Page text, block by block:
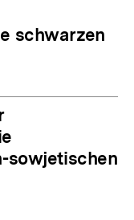
schwarzen
sowjetischen